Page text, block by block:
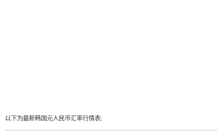
以下为最新韩国元人民币汇率行情表: